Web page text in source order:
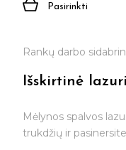
Pasirinkti
Rankų darbo
Išskirtinė
Mėlynos spalvos
trukdžių ir